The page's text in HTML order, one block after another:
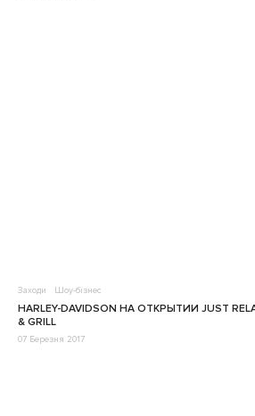
Заходи Шоу-бізнес
HARLEY-DAVIDSON НА ОТКРЫТИИ JUST
& GRILL
07 Березня 2017